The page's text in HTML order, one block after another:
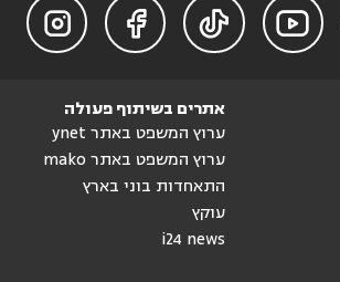




אתרים בשיתוף פעולה
ערוץ המשפט באתר ynet
ערוץ המשפט באתר mako
התאחדות בוני בארץ
עוקץ
i24 news